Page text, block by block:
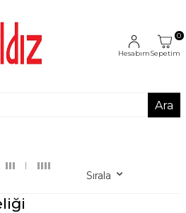
Hesabım
0
Sepetim
Ara
Sırala